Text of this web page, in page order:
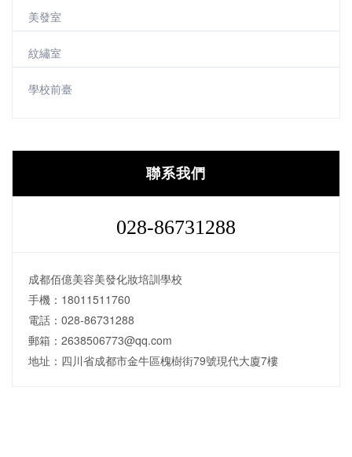
美發室
紋繡室
學校前臺
聯系我們
028-86731288
成都佰億美容美發化妝培訓學校
手機：18011511760
電話：028-86731288
郵箱：2638506773@qq.com
地址：四川省成都市金牛區槐樹街79號現代大廈7樓